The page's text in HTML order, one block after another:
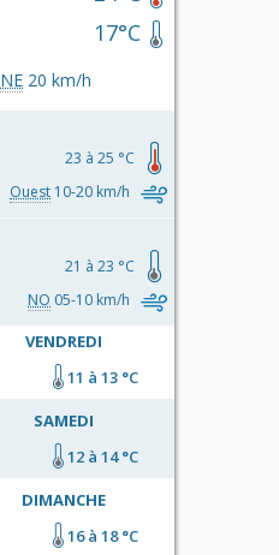
17°C
NE 20 km/h
23 à 25 °C
Ouest 10-20 km/h
21 à 23 °C
NO 05-10 km/h
VENDREDI
11 à 13 °C
SAMEDI
12 à 14 °C
DIMANCHE
16 à 18 °C